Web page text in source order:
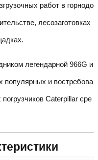
работ в горнодо
лесозаготовках
легендарной 966G и
популярных и востребова
Caterpillar сре